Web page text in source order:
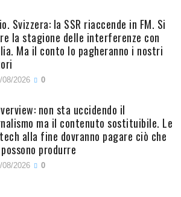
Svizzera: la SSR riaccende in FM. Si
la stagione delle interferenze con
Ma il conto lo pagheranno i nostri
08/2026 0
non sta uccidendo il
ma il contenuto sostituibile. Le
alla fine dovranno pagare ciò che
produrre
08/2026 0